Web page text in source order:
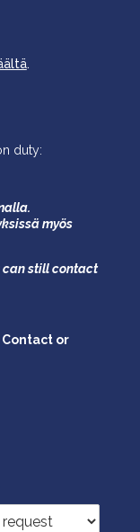
.
duty:
myös
can still contact
or